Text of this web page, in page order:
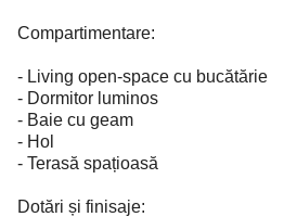
Compartimentare:
- Living open-space cu bucătărie
- Dormitor luminos
- Baie cu geam
- Hol
- Terasă spațioasă
Dotări și finisaje: